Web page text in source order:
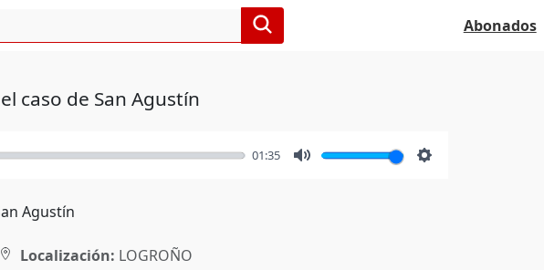
Abonados
caso de San Agustín
01:35
Agustín
Localización: LOGROÑO